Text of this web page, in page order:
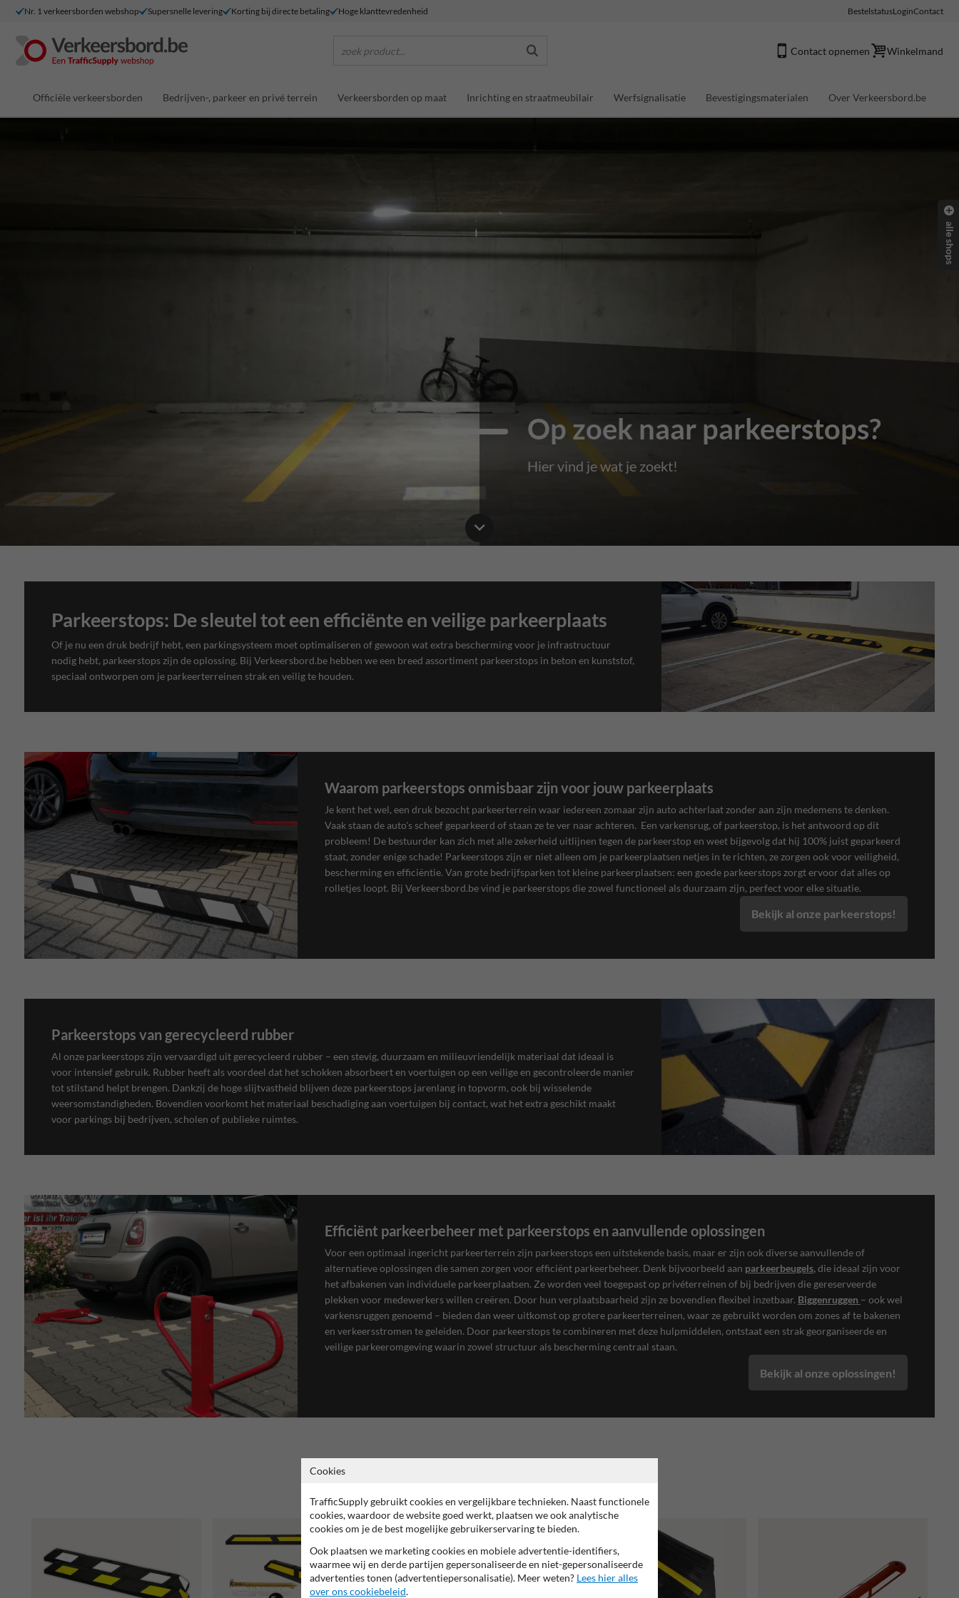
Nr. 1 verkeersborden webshop Supersnelle levering Korting bij directe betaling Hoge klanttevredenheid BestelstatusLoginContact
zoek product... Contact opnemen Winkelmand
Officiële verkeersborden Bedrijven-, parkeer en privé terrein Verkeersborden op maat Inrichting en straatmeubilair Werfsignalisatie Bevestigingsmaterialen Over Verkeersbord.be
Op zoek naar parkeerstops?
Hier vind je wat je zoekt!
Parkeerstops: De sleutel tot een efficiënte en veilige parkeerplaats
Of je nu een druk bedrijf hebt, een parkingsysteem moet optimaliseren of gewoon wat extra bescherming voor je infrastructuur
nodig hebt, parkeerstops zijn de oplossing. Bij Verkeersbord.be hebben we een breed assortiment parkeerstops in beton en kunststof,
speciaal ontworpen om je parkeerterreinen strak en veilig te houden.
Waarom parkeerstops onmisbaar zijn voor jouw parkeerplaats
Je kent het wel, een druk bezocht parkeerterrein waar iedereen zomaar zijn auto achterlaat zonder aan zijn medemens te denken.
Vaak staan de auto's scheef geparkeerd of staan ze te ver naar achteren. Een varkensrug, of parkeerstop, is het antwoord op dit
probleem! De bestuurder kan zich met alle zekerheid uitlijnen tegen de parkeerstop en weet bijgevolg dat hij 100% juist geparkeerd
staat, zonder enige schade! Parkeerstops zijn er niet alleen om je parkeerplaatsen netjes in te richten, ze zorgen ook voor veiligheid,
bescherming en efficiëntie. Van grote bedrijfsparken tot kleine parkeerplaatsen: een goede parkeerstops zorgt ervoor dat alles op
rolletjes loopt. Bij Verkeersbord.be vind je parkeerstops die zowel functioneel als duurzaam zijn, perfect voor elke situatie.
Bekijk al onze parkeerstops!
Parkeerstops van gerecycleerd rubber
Al onze parkeerstops zijn vervaardigd uit gerecycleerd rubber – een stevig, duurzaam en milieuvriendelijk materiaal dat ideaal is
voor intensief gebruik. Rubber heeft als voordeel dat het schokken absorbeert en voertuigen op een veilige en gecontroleerde manier
tot stilstand helpt brengen. Dankzij de hoge slijtvastheid blijven deze parkeerstops jarenlang in topvorm, ook bij wisselende
weersomstandigheden. Bovendien voorkomt het materiaal beschadiging aan voertuigen bij contact, wat het extra geschikt maakt
voor parkings bij bedrijven, scholen of publieke ruimtes.
Efficiënt parkeerbeheer met parkeerstops en aanvullende oplossingen
Voor een optimaal ingericht parkeerterrein zijn parkeerstops een uitstekende basis, maar er zijn ook diverse aanvullende of
alternatieve oplossingen die samen zorgen voor efficiënt parkeerbeheer. Denk bijvoorbeeld aan parkeerbeugels,die ideaal zijn voor
het afbakenen van individuele parkeerplaatsen. Ze worden veel toegepast op privéterreinen of bij bedrijven die gereserveerde
plekken voor medewerkers willen creëren. Door hun verplaatsbaarheid zijn ze bovendien flexibel inzetbaar. Biggenruggen – ook wel
varkensruggen genoemd – bieden dan weer uitkomst op grotere parkeerterreinen, waar ze gebruikt worden om zones af te bakenen
en verkeersstromen te geleiden. Door parkeerstops te combineren met deze hulpmiddelen, ontstaat een strak georganiseerde en
veilige parkeeromgeving waarin zowel structuur als bescherming centraal staan.
Bekijk al onze oplossingen!
alle shops
Cookies
TrafficSupply gebruikt cookies en vergelijkbare technieken. Naast functionele
cookies, waardoor de website goed werkt, plaatsen we ook analytische
cookies om je de best mogelijke gebruikerservaring te bieden.
Ook plaatsen we marketing cookies en mobiele advertentie-identifiers,
waarmee wij en derde partijen gepersonaliseerde en niet-gepersonaliseerde
advertenties tonen (advertentiepersonalisatie). Meer weten? Lees hier alles
over ons cookiebeleid.